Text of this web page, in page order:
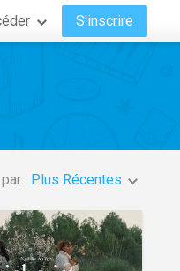
S'inscrire
Plus Récentes